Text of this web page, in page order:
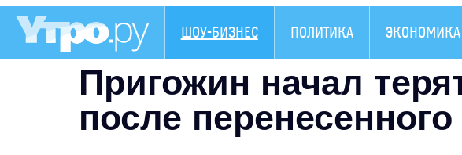
ШОУ-БИЗНЕС ПОЛИТИКА ЭКОНОМИКА
Пригожин начал
после